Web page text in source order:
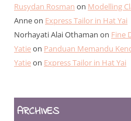
Rusydan Rosman on Modelling
Anneon Express Tailor in Hat Yai
Norhayati Alai Othaman on Fine
Yatieon Panduan Memandu
Yatieon Express Tailor in Hat Yai
ARCHIVES